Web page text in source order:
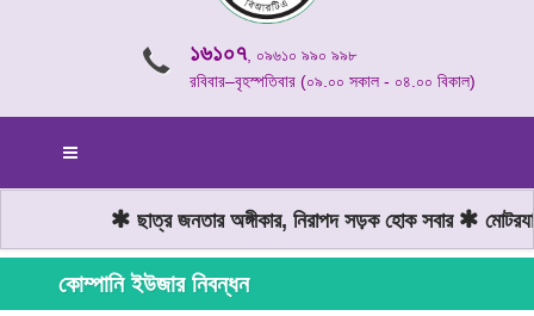
১৬১০৭, ০৯৬১০ ৯৯০ ৯৯৮
রবিবার–বৃহস্পতিবার (০৯.০০ সকাল - ০৪.০০ বিকাল)
ছাত্র জনতার অঙ্গীকার, নিরাপদ সড়ক হোক সবার
কোম্পানি ইউজার নিবন্ধন